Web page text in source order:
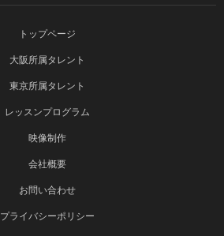
トップページ
大阪所属タレント
東京所属タレント
レッスンプログラム
映像制作
会社概要
お問い合わせ
プライバシーポリシー